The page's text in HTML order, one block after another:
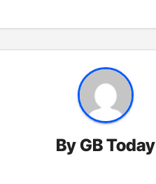
ByGB Today